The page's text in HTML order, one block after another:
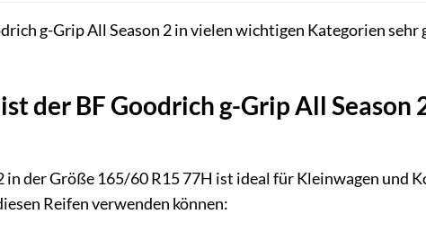
g-Grip All Season 2 in vielen wichtigen Kategorien
der BF Goodrich g-Grip All Season
in der Größe 165/60 R15 77H ist ideal für Kleinwagen und
Reifen verwenden können: